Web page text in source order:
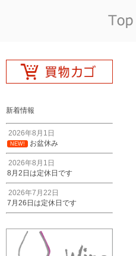
新着情報
2026年8月1日
NEW! お盆休み
2026年8月1日
8月2日は定休日です
2026年7月22日
7月26日は定休日です